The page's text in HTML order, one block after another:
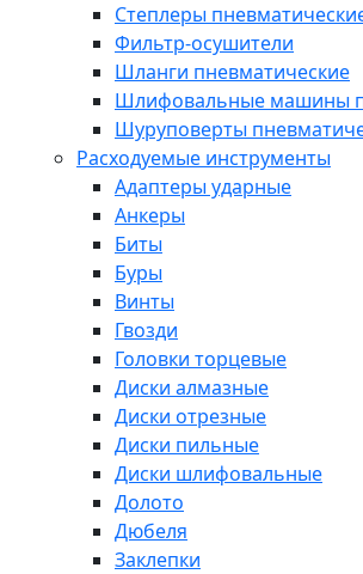
Степлеры
Фильтр-осушители
Шланги пневматические
Шлифовальные машины
Шуруповерты
Расходуемые инструменты
Адаптеры ударные
Анкеры
Биты
Буры
Винты
Гвозди
Головки торцевые
Диски алмазные
Диски отрезные
Диски пильные
Диски шлифовальные
Долото
Дюбеля
Заклепки